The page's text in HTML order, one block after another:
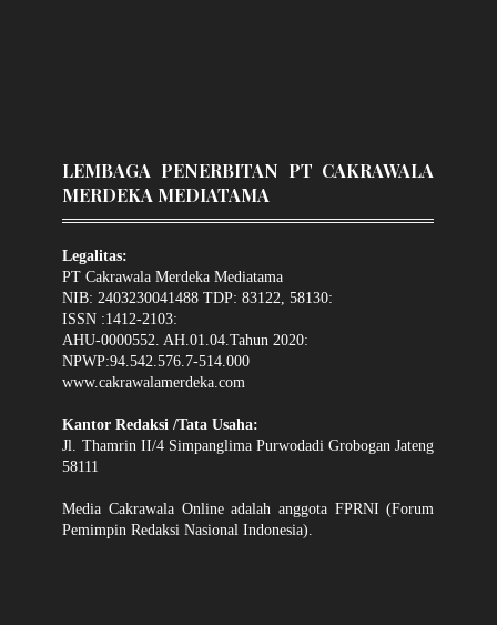
LEMBAGA PENERBITAN PT CAKRAWALA
MERDEKA MEDIATAMA
Legalitas:
PT Cakrawala Merdeka Mediatama
NIB: 2403230041488 TDP: 83122, 58130:
ISSN :1412-2103:
AHU-0000552. AH.01.04.Tahun 2020:
NPWP:94.542.576.7-514.000
www.cakrawalamerdeka.com
Kantor Redaksi /Tata Usaha:
Jl. Thamrin II/4 Simpanglima Purwodadi Grobogan Jateng
58111
Media Cakrawala Online adalah anggota FPRNI (Forum
Pemimpin Redaksi Nasional Indonesia).